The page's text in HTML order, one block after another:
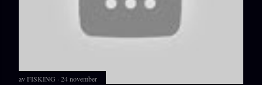
avFISKING 24 november